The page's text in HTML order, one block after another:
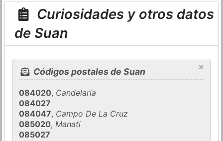
Curiosidades y otros datos
de Suan
×
Códigos postales de Suan
084020, Candelaria
084027
084047, Campo De La Cruz
085020,Manati
085027